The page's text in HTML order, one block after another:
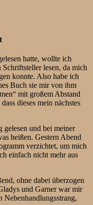
hatte, wollte ich
lesen, da mich
konnte. Also habe ich
Buch sie mir von ihm
mit großem Abstand
dieses mein nächstes
gelesen und bei meiner
heißen. Gestern Abend
verzichtet, um mich
einfach nicht mehr aus
ohne dabei überzogen
und Garner war mir
Nebenhandlungsstrang,